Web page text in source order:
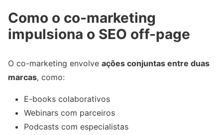
Como o co-marketing
impulsiona o SEO off-page
O co-marketing envolve ações conjuntas entre duas
marcas, como:
E-books colaborativos
Webinars com parceiros
Podcasts com especialistas